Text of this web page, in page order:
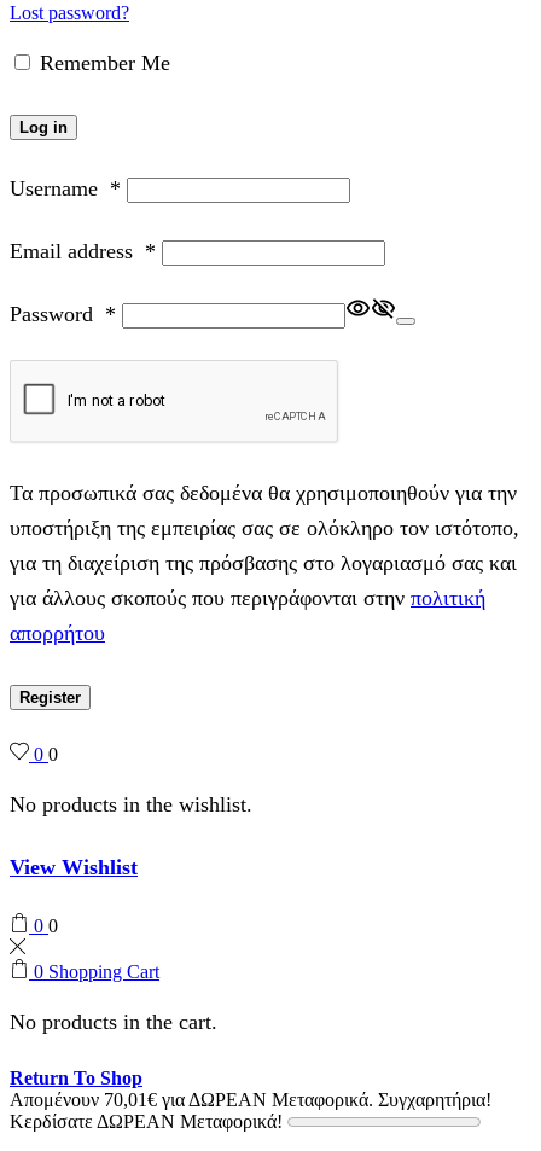
Lost password?
Remember Me
Log in
Username *
Email address *
Password *
Τα προσωπικά σας δεδομένα θα χρησιμοποιηθούν για την
υποστήριξη της εμπειρίας σας σε ολόκληρο τον ιστότοπο,
για τη διαχείριση της πρόσβασης στο λογαριασμό σας και
για άλλους σκοπούς που περιγράφονται στην πολιτική
απορρήτου
Register
0 0
No products in the wishlist.
View Wishlist
0 0
0 Shopping Cart
No products in the cart.
Return To Shop
Απομένουν 70,01€ για ΔΩΡΕΑΝ Μεταφορικά. Συγχαρητήρια!
Κερδίσατε ΔΩΡΕΑΝ Μεταφορικά!